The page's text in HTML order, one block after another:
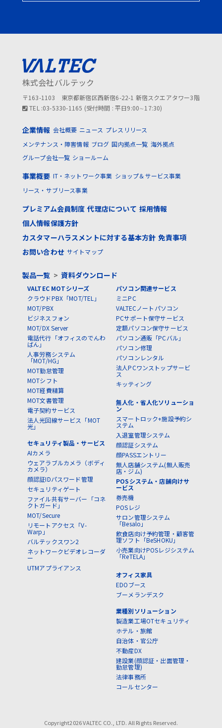
株式会社バルテック
〒163-1103 東京都新宿区西新宿6-22-1 新宿スクエアタワー3階
TEL :03-5330-1165 (受付時間 : 平日9:00∼17:30)
企業情報 会社概要 ニュース プレスリリース
メンテナンス・障害情報 ブログ 国内拠点一覧 海外拠点
グループ会社一覧 ショールーム
事業概要 IT・ネットワーク事業 ショップ＆サービス事業
リース・サブリース事業
プレミアム会員制度 代理店について 採用情報
個人情報保護方針
カスタマーハラスメントに対する基本方針 免責事項
お問い合わせ サイトマップ
製品一覧 >資料ダウンロード
VALTEC MOTシリーズ
クラウドPBX「MOT/TEL」
MOT/PBX
ビジネスフォン
MOT/DX Server
電話代行「オフィスのでんわ
ばん」
人事労務システム
「MOT/HG」
MOT勤怠管理
MOTシフト
MOT経費精算
MOT文書管理
電子契約サービス
法人光回線サービス「MOT
光」
セキュリティ製品・サービス
AIカメラ
ウェアラブルカメラ（ボディ
カメラ）
顔認証IDパスワード管理
セキュリティゲート
ファイル共有サーバー「コネ
クトガード」
MOT/Secure
リモートアクセス「V-
Warp」
バルテックスワン2
ネットワークビデオレコーダ
ー
UTMアプライアンス
パソコン関連サービス
ミニPC
VALTECノートパソコン
PCサポート保守サービス
定額パソコン保守サービス
パソコン通販「PCバル」
パソコン修理
パソコンレンタル
法人PCワンストップサービ
ス
キッティング
無人化・省人化ソリューショ
ン
スマートロック+施設予約シ
ステム
入退室管理システム
顔認証システム
顔PASSエントリー
無人店舗システム(無人販売
店・ジム)
POSシステム・店舗向けサ
ービス
券売機
POSレジ
サロン管理システム
「Besalo」
飲食店向け予約管理・顧客管
理ソフト「BeSHOKU」
小売業向けPOSレジシステム
「ReTELA」
オフィス家具
EDOブース
ブーメランデスク
業種別ソリューション
製造業工場OTセキュリティ
ホテル・旅館
自治体・官公庁
不動産DX
建設業(顔認証・出面管理・
勤怠管理)
法律事務所
コールセンター
Copyright2026 VALTEC CO., LTD. All Rights Reserved.